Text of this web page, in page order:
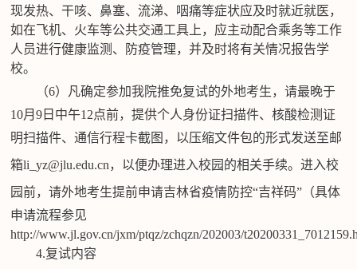
现发热、干咳、鼻塞、流涕、咽痛等症状应及时就近就医，
如在飞机、火车等公共交通工具上，应主动配合乘务等工作
人员进行健康监测、防疫管理，并及时将有关情况报告学
校。
（6）凡确定参加我院推免复试的外地考生，请最晚于
10月9日中午12点前，提供个人身份证扫描件、核酸检测证
明扫描件、通信行程卡截图，以压缩文件包的形式发送至邮
箱li_yz@jlu.edu.cn，以便办理进入校园的相关手续。进入校
园前，请外地考生提前申请吉林省疫情防控“吉祥码”（具体
申请流程参见
http://www.jl.gov.cn/jxm/ptqz/zchqzn/202003/
4.复试内容